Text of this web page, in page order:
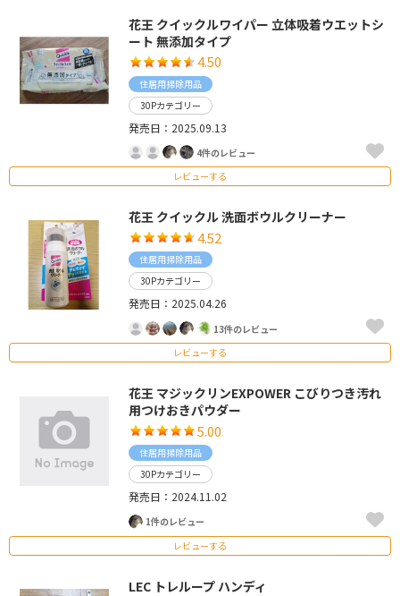
花王 クイックルワイパー 立体吸着ウエットシ
ート 無添加タイプ
4.50
住居用掃除用品
30Pカテゴリー
発売日：2025.09.13
4件のレビュー
レビューする
花王 クイックル 洗面ボウルクリーナー
4.52
住居用掃除用品
30Pカテゴリー
発売日：2025.04.26
13件のレビュー
レビューする
花王 マジックリンEXPOWER こびりつき汚れ
用つけおきパウダー
5.00
住居用掃除用品
30Pカテゴリー
発売日：2024.11.02
1件のレビュー
レビューする
LEC トレループ ハンディ